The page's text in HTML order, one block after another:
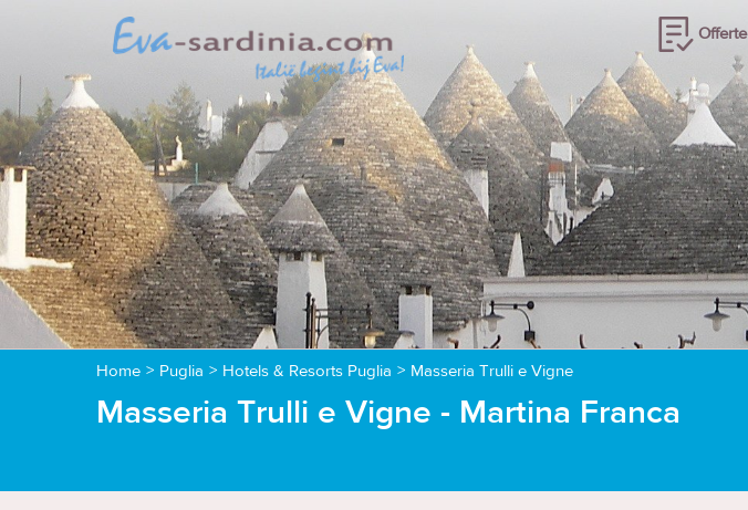
Offerte
Home > Puglia > Hotels & Resorts Puglia > Masseria Trulli e Vigne
Masseria Trulli e Vigne - Martina Franca